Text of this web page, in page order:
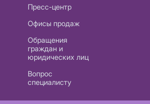
Пресс-центр
Офисы продаж
Обращения
граждан и
юридических лиц
Вопрос
специалисту